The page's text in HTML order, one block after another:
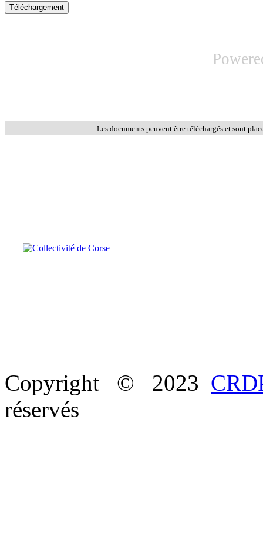
Les documents peuvent être téléchargés et sont
Copyright © 2023
réservés